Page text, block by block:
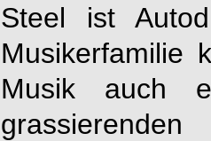
Steel ist
Musikerfamilie
Musik auch